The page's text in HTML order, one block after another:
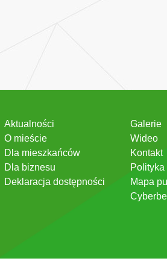
Aktualności
O mieście
Dla mieszkańców
Dla biznesu
Deklaracja dostępności
Galerie
Wideo
Kontakt
Mapa